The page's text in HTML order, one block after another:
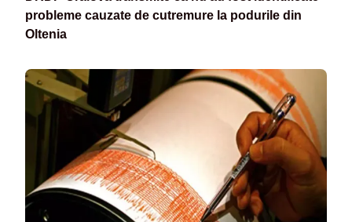
probleme cauzate de cutremure la podurile din
Oltenia